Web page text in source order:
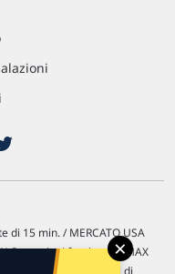
di 15 min. / MERCATO USA
Quotazioni fornite da LMAX
×